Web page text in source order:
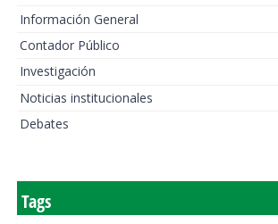
Información General
Contador Público
Investigación
Noticias institucionales
Debates
Tags